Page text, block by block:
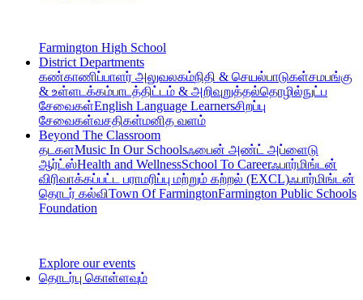
Farmington High School
District Departments
கண்காணிப்பாளர் அலுவலகம்நிதி & செயல்பாடுகள்சமபங்கு
& உள்ளடக்கம்பாடத்திட்டம் & அறிவுறுத்தல்தொழில்நுட்ப
சேவைகள்English Language Learnersசிறப்பு
சேவைகள்வசதிகள்மனித வளம்
Beyond The Classroom
தடகளMusic In Our Schoolsஃபைன் அண்ட் அப்ளைடு
ஆர்ட்ஸ்Health and WellnessSchool To Careerஃபார்மிங்டன்
விரிவாக்கப்பட்ட பராமரிப்பு மற்றும் கற்றல் (EXCL)ஃபார்மிங்டன்
தொடர் கல்விTown Of FarmingtonFarmington Public Schools
Foundation
Explore our events
தொடர்பு கொள்ளவும்